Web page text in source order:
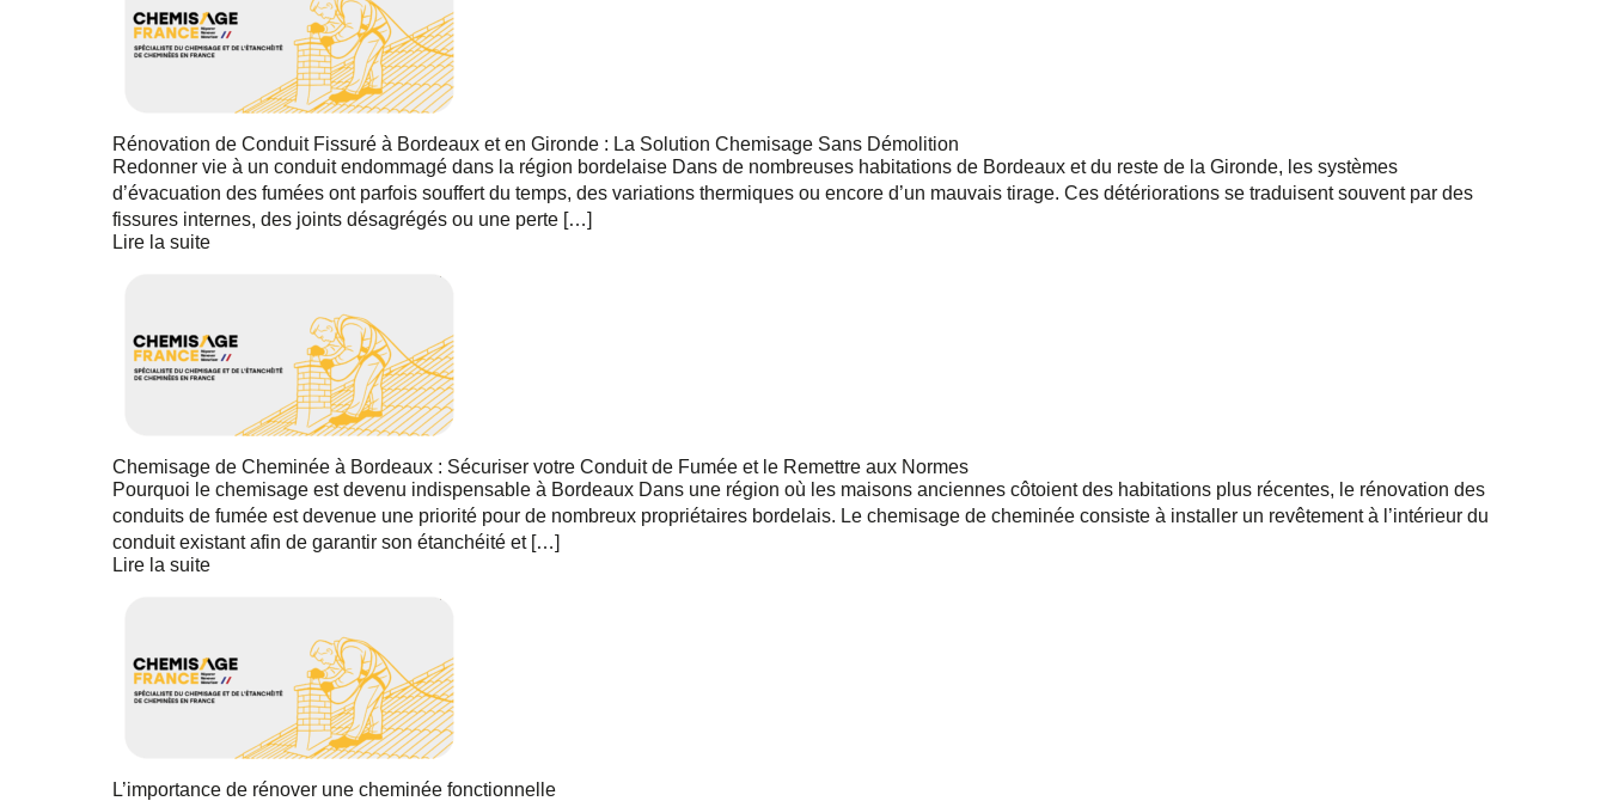
Rénovation de Conduit Fissuré à Bordeaux et en Gironde : La Solution Chemisage Sans Démolition
Redonner vie à un conduit endommagé dans la région bordelaise Dans de nombreuses habitations de Bordeaux et du reste de la Gironde, les systèmes
d’évacuation des fumées ont parfois souffert du temps, des variations thermiques ou encore d’un mauvais tirage. Ces détériorations se traduisent souvent par des
fissures internes, des joints désagrégés ou une perte […]
Lire la suite
Chemisage de Cheminée à Bordeaux : Sécuriser votre Conduit de Fumée et le Remettre aux Normes
Pourquoi le chemisage est devenu indispensable à Bordeaux Dans une région où les maisons anciennes côtoient des habitations plus récentes, le rénovation des
conduits de fumée est devenue une priorité pour de nombreux propriétaires bordelais. Le chemisage de cheminée consiste à installer un revêtement à l’intérieur du
conduit existant afin de garantir son étanchéité et […]
Lire la suite
L’importance de rénover une cheminée fonctionnelle